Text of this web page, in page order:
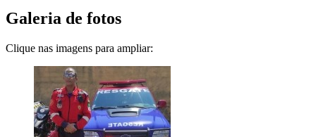
Galeria de fotos
Clique nas imagens para ampliar: